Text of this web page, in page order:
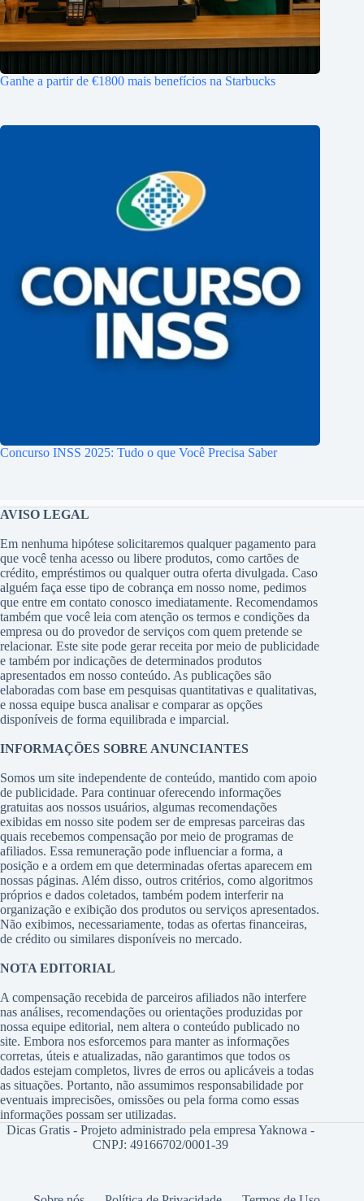
Ganhe a partir de €1800 mais benefícios na Starbucks
Concurso INSS 2025: Tudo o que Você Precisa Saber
AVISO LEGAL
Em nenhuma hipótese solicitaremos qualquer pagamento para
que você tenha acesso ou libere produtos, como cartões de
crédito, empréstimos ou qualquer outra oferta divulgada. Caso
alguém faça esse tipo de cobrança em nosso nome, pedimos
que entre em contato conosco imediatamente. Recomendamos
também que você leia com atenção os termos e condições da
empresa ou do provedor de serviços com quem pretende se
relacionar. Este site pode gerar receita por meio de publicidade
e também por indicações de determinados produtos
apresentados em nosso conteúdo. As publicações são
elaboradas com base em pesquisas quantitativas e qualitativas,
e nossa equipe busca analisar e comparar as opções
disponíveis de forma equilibrada e imparcial.
INFORMAÇÕES SOBRE ANUNCIANTES
Somos um site independente de conteúdo, mantido com apoio
de publicidade. Para continuar oferecendo informações
gratuitas aos nossos usuários, algumas recomendações
exibidas em nosso site podem ser de empresas parceiras das
quais recebemos compensação por meio de programas de
afiliados. Essa remuneração pode influenciar a forma, a
posição e a ordem em que determinadas ofertas aparecem em
nossas páginas. Além disso, outros critérios, como algoritmos
próprios e dados coletados, também podem interferir na
organização e exibição dos produtos ou serviços apresentados.
Não exibimos, necessariamente, todas as ofertas financeiras,
de crédito ou similares disponíveis no mercado.
NOTA EDITORIAL
A compensação recebida de parceiros afiliados não interfere
nas análises, recomendações ou orientações produzidas por
nossa equipe editorial, nem altera o conteúdo publicado no
site. Embora nos esforcemos para manter as informações
corretas, úteis e atualizadas, não garantimos que todos os
dados estejam completos, livres de erros ou aplicáveis a todas
as situações. Portanto, não assumimos responsabilidade por
eventuais imprecisões, omissões ou pela forma como essas
informações possam ser utilizadas.
Dicas Gratis - Projeto administrado pela empresa Yaknowa -
CNPJ: 49166702/0001-39